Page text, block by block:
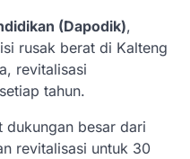
(Dapodik),
rusak berat di Kalteng
revitalisasi
tahun.
dukungan besar dari
revitalisasi untuk 30